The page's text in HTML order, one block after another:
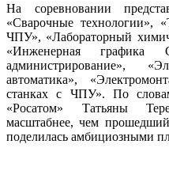
На соревновании
«Сварочные технологии»,
ЧПУ», «Лабораторный
«Инженерная графика
администрирование»,
автоматика»,
станках с ЧПУ». По
«Росатом» Татьяны
масштабнее, чем
поделилась амбициозными